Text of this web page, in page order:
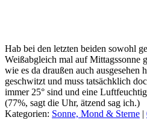
Hab bei den letzten beiden sowohl
Weißabgleich mal auf Mittagssonne
wie es da draußen auch ausgesehen
geschwitzt und muss tatsächklich
immer 25° sind und eine
(77%, sagt die Uhr, ätzend sag ich.)
Kategorien: Sonne, Mond & Sterne |